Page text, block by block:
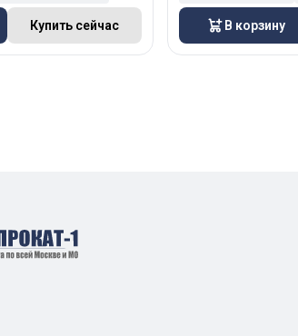
Купить сейчас В корзину